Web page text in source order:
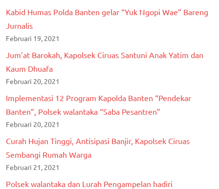
Kabid Humas Polda Banten gelar “Yuk Ngopi Wae” Bareng
Jurnalis
Februari 19, 2021
Jum’at Barokah, Kapolsek Ciruas Santuni Anak Yatim dan
Kaum Dhuafa
Februari 20, 2021
Implementasi 12 Program Kapolda Banten “Pendekar
Banten”, Polsek walantaka “Saba Pesantren”
Februari 20, 2021
Curah Hujan Tinggi, Antisipasi Banjir, Kapolsek Ciruas
Sembangi Rumah Warga
Februari 21, 2021
Polsek walantaka dan Lurah Pengampelan hadiri